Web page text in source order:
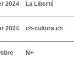
2024 La Liberté
2024 ch-cultura.ch
N+